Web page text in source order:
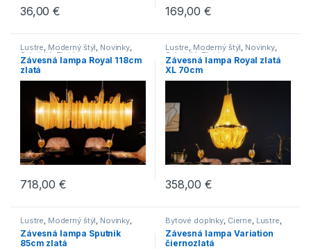
36,00€ 169,00€
Lustre, Moderný štýl, Novinky,
Svietidlá ,Zlaté
Závesná lampa Royal 118cm
zlatá
718,00€
Lustre, Moderný štýl, Novinky,
Svietidlá ,Zlaté
Závesná lampa Royal zlatá
XL 70cm
358,00€
Lustre, Moderný štýl, Novinky,
Svietidlá , Zlaté
Závesná lampa Sputnik
85cm zlatá
Bytové doplnky, Čierne, Lustre,
Moderný štýl Novinky ,Svietidlá
Zlaté
Závesná lampa Variation
čiernozlatá